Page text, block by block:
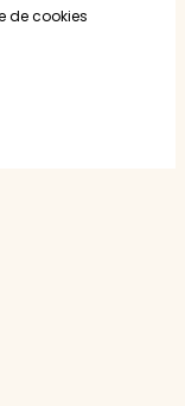
de cookies